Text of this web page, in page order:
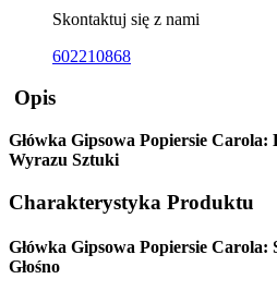
Skontaktuj się z nami
602210868
Opis
Główka Gipsowa Popiersie Carola:
Wyrazu Sztuki
Charakterystyka Produktu
Główka Gipsowa Popiersie
Głośno